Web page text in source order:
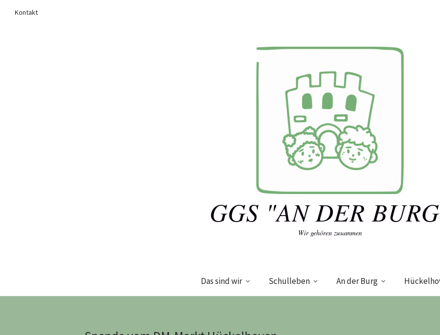
Kontakt
GGS "AN DER
Wir gehören zusammen
Das sind wir Schulleben An der Burg